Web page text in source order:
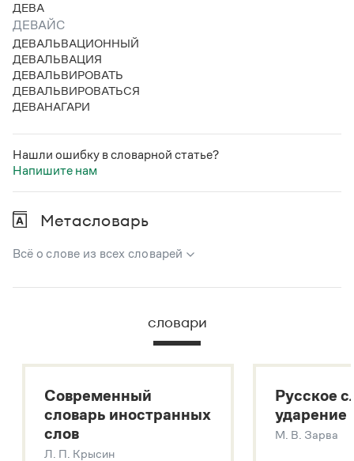
Учебник Грамоты
Правила русского языка: от азов до тонкостей
Интерактивные упражнения: от простого к сложному
Скороговорки
Издательство
Словари
Научпоп
Все книги
ДЕВА
ДЕВАЙС
ДЕВАЛЬВАЦИОННЫЙ
ДЕВАЛЬВАЦИЯ
ДЕВАЛЬВИРОВАТЬ
ДЕВАЛЬВИРОВАТЬСЯ
ДЕВАНАГАРИ
Нашли ошибку в словарной статье?
Напишите нам
Метасловарь
Всё о слове из всех словарей
В метасловаре Грамоты в удобном виде собрана вся
Русский орфографический словарь
Большой толковый словарь русских глаголов
Современный словарь иностранных слов
Звук – технология синтеза платформы
SaluteSpeech
словари
Современный
словарь иностранных
слов
Л. П. Крысин
Русское
ударение
М. В. Зарва